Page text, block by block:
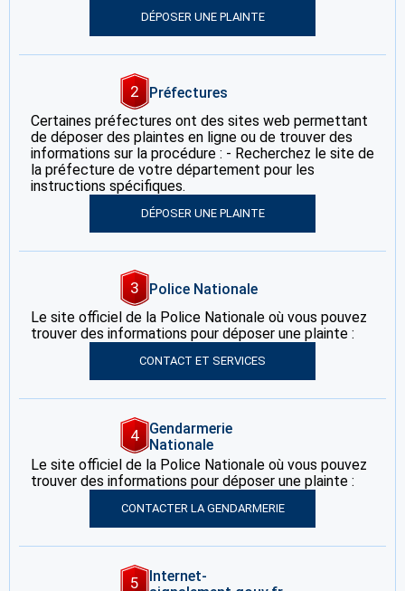
DÉPOSER UNE PLAINTE
2
Préfectures
Certaines préfectures ont des sites web permettant
de déposer des plaintes en ligne ou de trouver des
informations sur la procédure : - Recherchez le site de
la préfecture de votre département pour les
instructions spécifiques.
DÉPOSER UNE PLAINTE
3
Police Nationale
Le site officiel de la Police Nationale où vous pouvez
trouver des informations pour déposer une plainte :
CONTACT ET SERVICES
4
Gendarmerie
Nationale
Le site officiel de la Police Nationale où vous pouvez
trouver des informations pour déposer une plainte :
CONTACTER LA GENDARMERIE
5
Internet-